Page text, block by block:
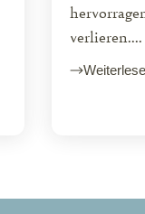
verlieren....